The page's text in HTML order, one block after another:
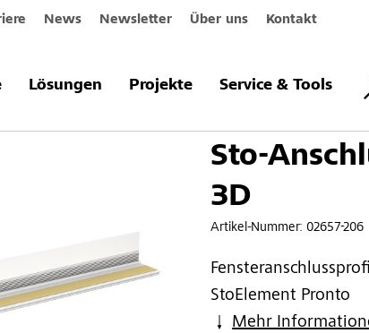
News Newsletter Über uns Kontakt
Lösungen Projekte Service & Tools
Sto-Anschlussprofil Pronto 3D
Sto-
3D
Artikel-Nummer: 02657-206
StoElement Pronto
Mehr